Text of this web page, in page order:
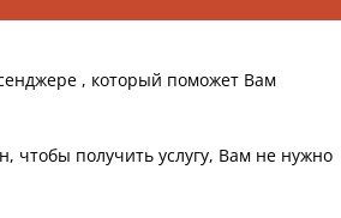
, который поможет Вам
чтобы получить услугу, Вам не нужно